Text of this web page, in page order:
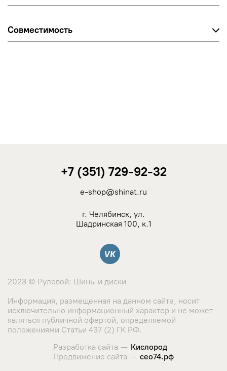
Совместимость
+7 (351) 729-92-32
e-shop@shinat.ru
г. Челябинск, ул.
Шадринская 100, к.1
Вконтакте
2023 © Рулевой: Шины и диски
Информация, размещенная на данном сайте, носит
исключительно информационный характер и не может
являться публичной офертой, определяемой
положениями Статьи 437 (2) ГК РФ.
Разработка сайта — Кислород
Продвижение сайта — сео74.рф